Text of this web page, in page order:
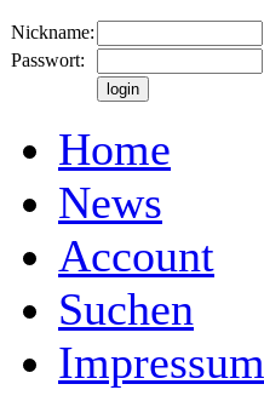
Nickname:
Passwort:
Home
News
Account
Suchen
Impressum